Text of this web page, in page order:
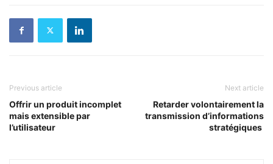
Previous article
Offrir un produit incomplet
mais extensible par
l’utilisateur
Next article
Retarder volontairement la
transmission d’informations
stratégiques